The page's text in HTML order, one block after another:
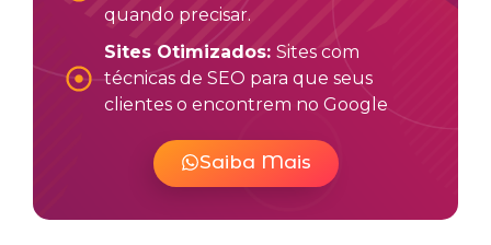
quando precisar.
Sites Otimizados: Sites com
técnicas de SEO para que seus
clientes o encontrem no Google
Saiba Mais